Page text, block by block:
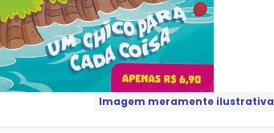
Imagem meramente ilustrativa